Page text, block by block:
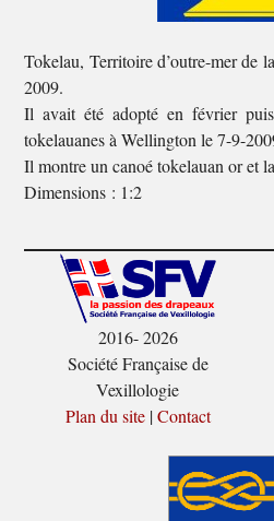
Tokelau, Territoire d’outre-mer de
2009.
Il avait été adopté en février
tokelauanes à Wellington le 7-9-
Il montre un canoé tokelauan or et
Dimensions : 1:2
2016- 2026
Société Française de
Vexillologie
Plan du site|Contact